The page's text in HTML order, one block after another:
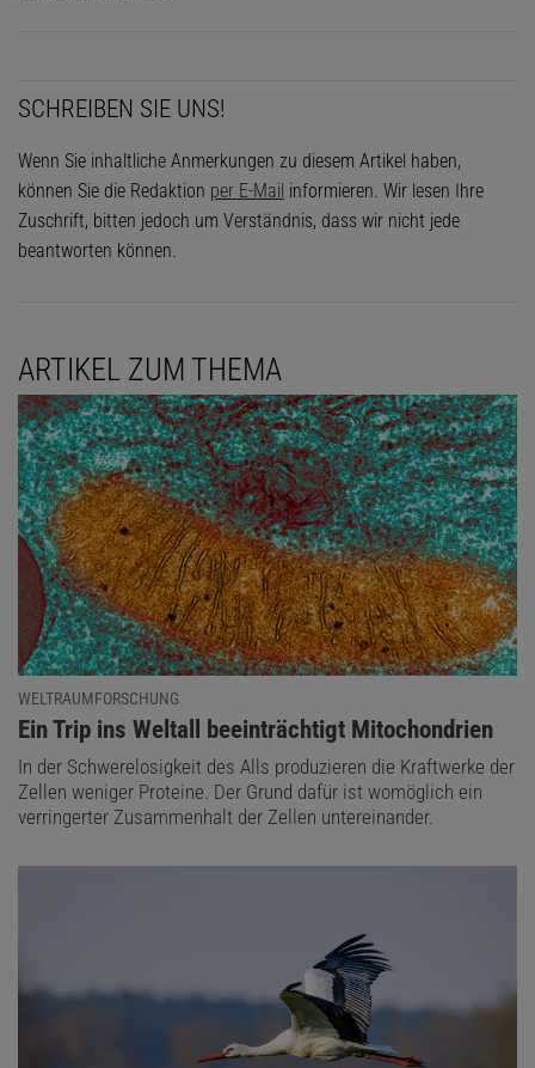
SCHREIBEN SIE UNS!
Wenn Sie inhaltliche Anmerkungen zu diesem Artikel haben,
können Sie die Redaktion per E-Mail informieren. Wir lesen Ihre
Zuschrift, bitten jedoch um Verständnis, dass wir nicht jede
beantworten können.
ARTIKEL ZUM THEMA
WELTRAUMFORSCHUNG
:
Ein Trip ins Weltall beeinträchtigt Mitochondrien
In der Schwerelosigkeit des Alls produzieren die Kraftwerke der
Zellen weniger Proteine. Der Grund dafür ist womöglich ein
verringerter Zusammenhalt der Zellen untereinander.